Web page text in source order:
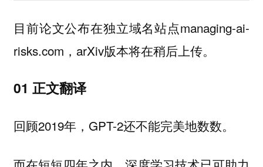
目前论文公布在独立域名站点managing-ai-
risks.com，arXiv版本将在稍后上传。
01 正文翻译
回顾2019年，GPT-2还不能完美地数数。